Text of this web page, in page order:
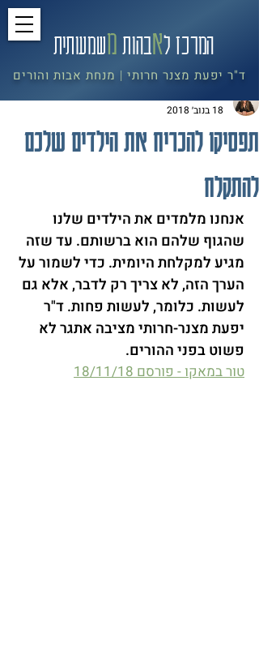
המרכז לאבהות משמעותית
ד"ר יפעת מצנר חרותי מנחת אבות והורים
תפסיקו להכריח את הילדים שלכם
להתקלח
18 בנוב׳ 2018
אנחנו מלמדים את הילדים שלנו
שהגוף שלהם הוא ברשותם. עד שזה
מגיע למקלחת היומית. כדי לשמור על
הערך הזה, לא צריך רק לדבר, אלא גם
לעשות. כלומר, לעשות פחות. ד"ר
יפעת מצנר-חרותי מציבה אתגר לא
פשוט בפני ההורים.
טור במאקו - פורסם 18/11/18